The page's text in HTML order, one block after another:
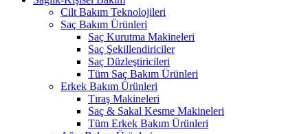
Cilt Bakım Teknolojileri
Saç Bakım Ürünleri
Saç Kurutma Makineleri
Saç Şekillendiriciler
Saç Düzleştiricileri
Tüm Saç Bakım Ürünleri
Erkek Bakım Ürünleri
Tıraş Makineleri
Saç & Sakal Kesme Makineleri
Tüm Erkek Bakım Ürünleri